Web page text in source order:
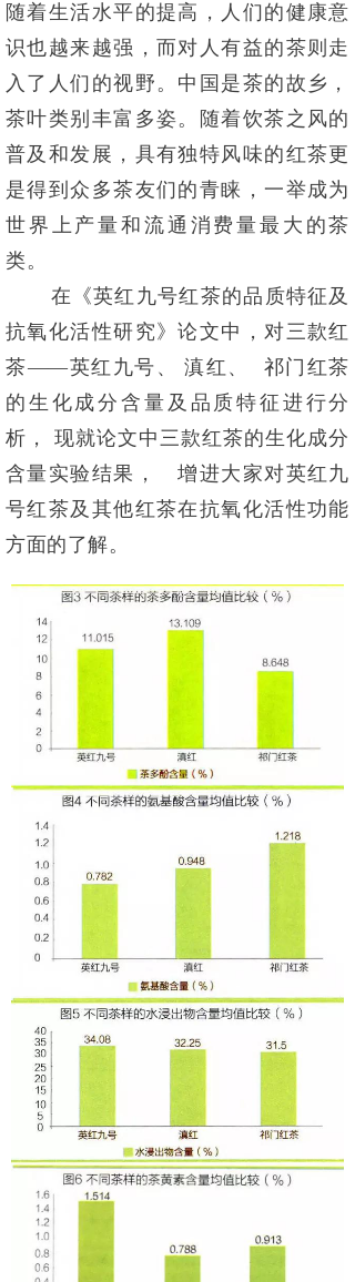
随着生活水平的提高，人们的健康意
识也越来越强，而对人有益的茶则走
入了 人们的视野。中国是茶的故乡，
茶叶类别丰富多姿。随着饮茶之风的
普及和发展，具有独特风味的红茶更
是得到众多茶友们的青睐，一举成为
世界上产量和流通消费量最大的茶
类。
在《英红九号红茶的品质特征及
抗氧化活性研究》论文中，对三款红
茶——英红九号、 滇红、 祁门红茶
的生化成分含量及品质特征进行分
析， 现就论文中三款红茶的生化成分
含量实验结果， 增进大家对英红九
号红茶及其他红茶在抗氧化活性功能
方面的了解。